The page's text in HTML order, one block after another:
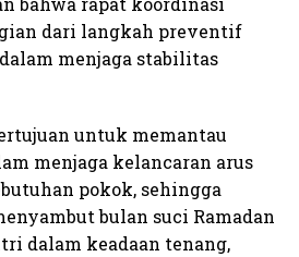
dari langkah preventif
menjaga stabilitas
untuk memantau
menjaga kelancaran arus
pokok, sehingga
bulan suci Ramadan
dalam keadaan tenang,